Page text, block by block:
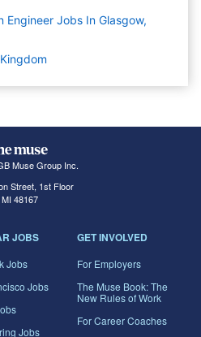
Engineer Jobs In Glasgow,
Muse Group Inc.
Street, 1st Floor
48167
JOBS
Jobs
Jobs
Jobs
GET INVOLVED
For Employers
The Muse Book: The
New Rules of Work
For Career Coaches